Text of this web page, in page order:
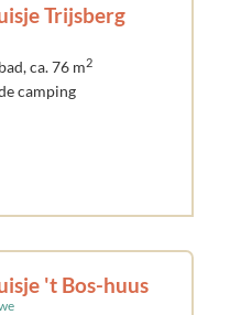
Trijsberg
ca. 76 m2
camping
't Bos-huus